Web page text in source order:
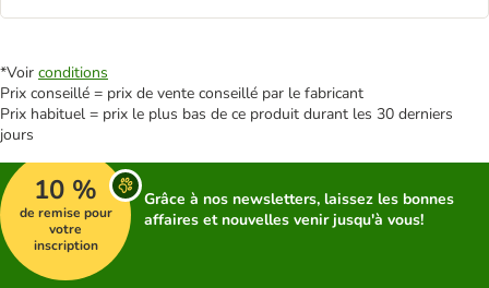
*Voir conditions
Prix conseillé = prix de vente conseillé par le fabricant
Prix habituel = prix le plus bas de ce produit durant les 30 derniers
jours
10 %
de remise pour
votre
inscription
Grâce à nos newsletters, laissez les bonnes
affaires et nouvelles venir jusqu'à vous!